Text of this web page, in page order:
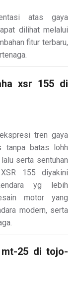
atas gaya
dilihat melalui
fitur terbaru,
xsr 155 di
tren gaya
tanpa batas lohh
serta sentuhan
155 diyakini
yg lebih
motor yang
modern, serta
mt-25 di tojo-